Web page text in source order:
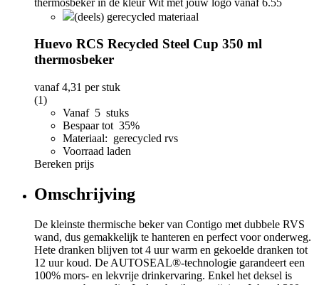
(deels) gerecycled materiaal
Huevo RCS Recycled Steel Cup 350 ml
thermosbeker
vanaf4,31 per stuk
(1)
Vanaf 5 stuks
Bespaar tot 35%
Materiaal: gerecycled rvs
Voorraad laden
Bereken prijs
Omschrijving
De kleinste thermische beker van Contigo met dubbele RVS
wand, dus gemakkelijk te hanteren en perfect voor onderweg.
Hete dranken blijven tot 4 uur warm en gekoelde dranken tot
12 uur koud. De AUTOSEAL®-technologie garandeert een
100% mors- en lekvrije drinkervaring. Enkel het deksel is